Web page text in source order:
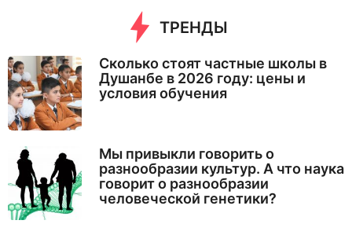
ТРЕНДЫ
Сколько стоят частные школы в
Душанбе в 2026 году: цены и
условия обучения
Мы привыкли говорить о
разнообразии культур. А что наука
говорит о разнообразии
человеческой генетики?